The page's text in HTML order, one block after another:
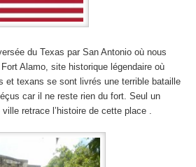
du Texas par San Antonio où nous
Alamo, site historique légendaire où
et texans se sont livrés une terrible bataille
car il ne reste rien du fort. Seul un
retrace l’histoire de cette place .